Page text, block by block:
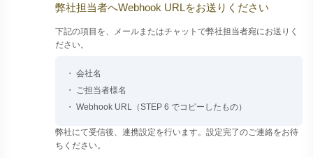
弊社担当者へWebhook URLをお送りください
下記の項目を、メールまたはチャットで弊社担当者宛にお送りく
ださい。
・ 会社名
・ ご担当者様名
・ Webhook URL（STEP 6 でコピーしたもの）
弊社にて受信後、連携設定を行います。設定完了のご連絡をお待
ちください。